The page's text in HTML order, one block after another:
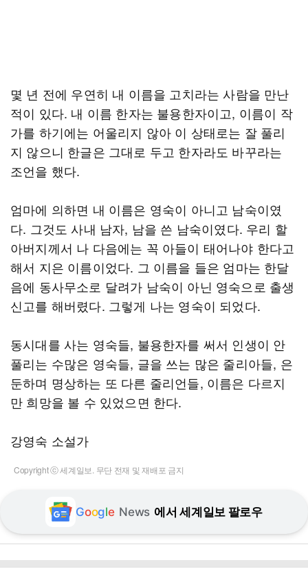
몇 년 전에 우연히 내 이름을 고치라는 사람을 만난
적이 있다. 내 이름 한자는 불용한자이고, 이름이 작
가를 하기에는 어울리지 않아 이 상태로는 잘 풀리
지 않으니 한글은 그대로 두고 한자라도 바꾸라는
조언을 했다.
엄마에 의하면 내 이름은 영숙이 아니고 남숙이였
다. 그것도 사내 남자, 남을 쓴 남숙이였다. 우리 할
아버지께서 나 다음에는 꼭 아들이 태어나야 한다고
해서 지은 이름이었다. 그 이름을 들은 엄마는 한달
음에 동사무소로 달려가 남숙이 아닌 영숙으로 출생
신고를 해버렸다. 그렇게 나는 영숙이 되었다.
동시대를 사는 영숙들, 불용한자를 써서 인생이 안
풀리는 수많은 영숙들, 글을 쓰는 많은 줄리아들, 은
둔하며 명상하는 또 다른 줄리언들, 이름은 다르지
만 희망을 볼 수 있었으면 한다.
강영숙 소설가
Copyright ⓒ 세계일보. 무단 전재 및 재배포 금지
Google News 에서 세계일보 팔로우